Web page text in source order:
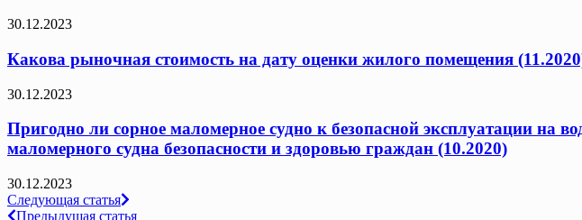
30.12.2023
Какова рыночная стоимость на дату оценки жилого помещения
30.12.2023
Пригодно ли сорное маломерное судно к безопасной эксплуатации на
маломерного судна безопасности и здоровью граждан (10.2020)
30.12.2023
Навигация
Следующая статья
Предыдущая статья